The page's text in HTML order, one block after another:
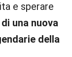
e sperare
di una nuova
della